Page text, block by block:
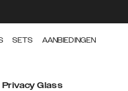
SETS AANBIEDINGEN
Privacy Glass